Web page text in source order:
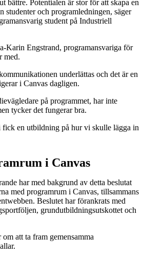
bättre. Potentialen är stor för att skapa en
studenter och programledningen, säger
student på Industriell
Karin Engstrand, programansvariga för
med.
underlättas och det är en
i Canvas dagligen.
på programmet, har inte
tycker det fungerar bra.
en utbildning på hur vi skulle lägga in
i Canvas
har med bakgrund av detta beslutat
med programrum i Canvas, tillsammans
Beslutet har förankrats med
grundutbildningsutskottet och
att ta fram gemensamma